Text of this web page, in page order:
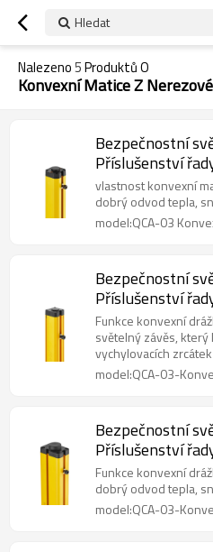
Hledat
Nalezeno5Produktů O
Konvexní Matice Z
Bezpečnostní
Příslušenství
Konvexní drážka
vlastnost konvexní
dobrý odvod tepla,
model:QCA-03
Bezpečnostní
Příslušenství
Konvexní drážka
Funkce konvexní
světelný závěs,
vychylovacích zrcátek
model:QCA-03-
Bezpečnostní
Příslušenství
Konvexní drážka
Funkce konvexní
dobrý odvod tepla,
model:QCA-03-